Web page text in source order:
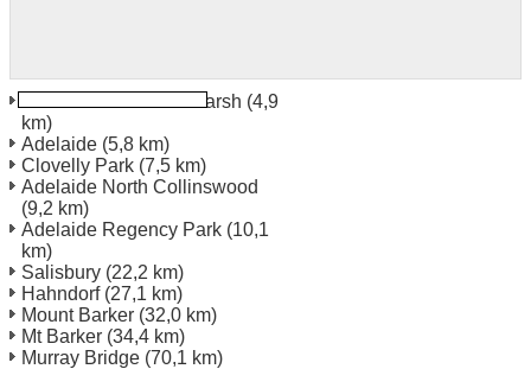
Adelaide West Hindmarsh (4,9
km)
Adelaide (5,8 km)
Clovelly Park (7,5 km)
Adelaide North Collinswood
(9,2 km)
Adelaide Regency Park (10,1
km)
Salisbury (22,2 km)
Hahndorf(27,1 km)
Mount Barker (32,0 km)
Mt Barker (34,4 km)
Murray Bridge (70,1 km)